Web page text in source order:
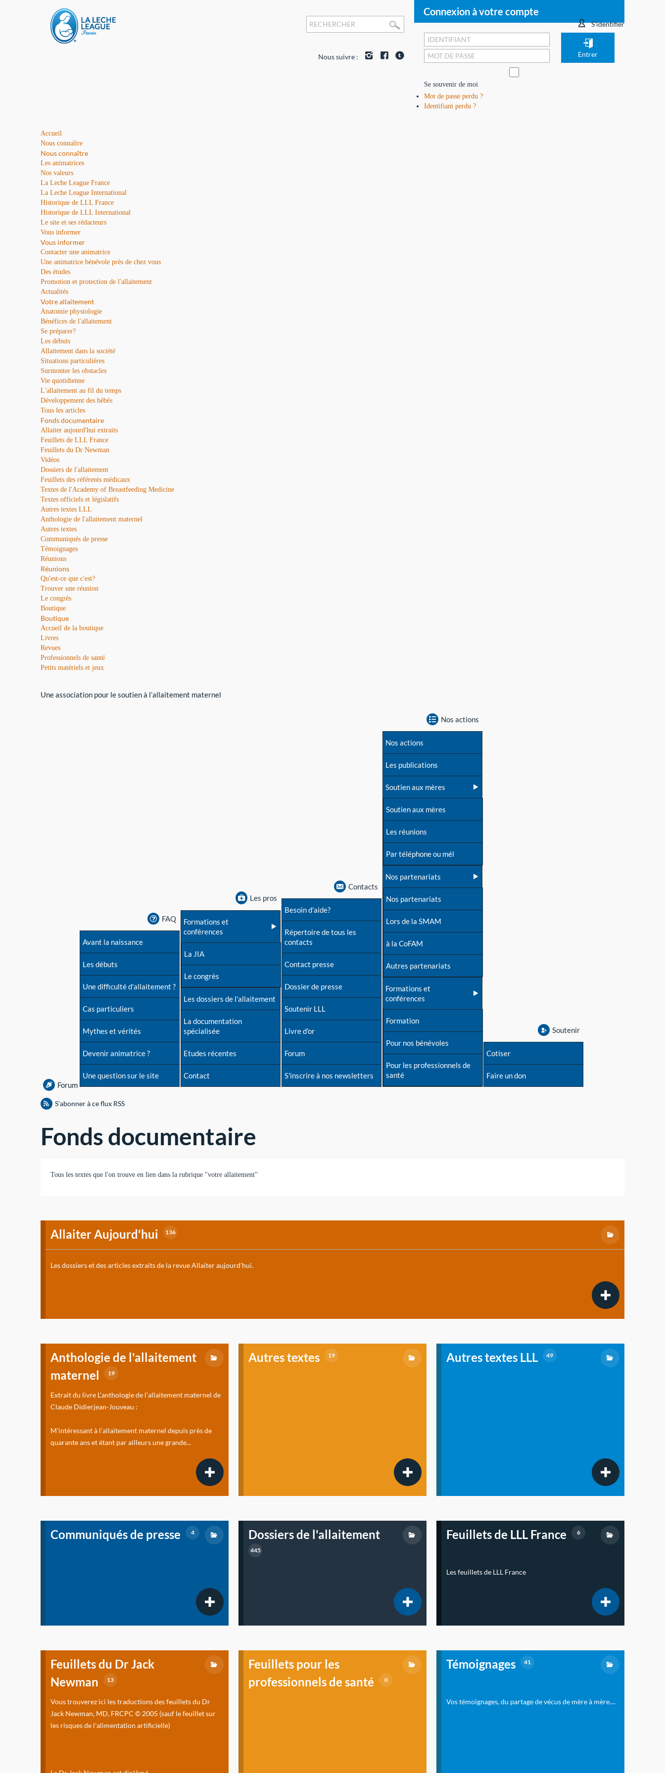
S'identifier
Connexion à votre compte
Se souvenir de moi
Mot de passe perdu ?
Identifiant perdu ?
Nous suivre :
Accueil
Nous connaître
Nous connaître
Les animatrices
Nos valeurs
La Leche League France
La Leche League International
Historique de LLL France
Historique de LLL International
Le site et ses rédacteurs
Vous informer
Vous informer
Contacter une animatrice
Une animatrice bénévole près de chez vous
Des études
Promotion et protection de l'allaitement
Actualités
Votre allaitement
Anatomie physiologie
Bénéfices de l'allaitement
Se préparer?
Les débuts
Allaitement dans la société
Situations particulières
Surmonter les obstacles
Vie quotidienne
L'allaitement au fil du temps
Développement des bébés
Tous les articles
Fonds documentaire
Allaiter aujourd'hui extraits
Feuillets de LLL France
Feuillets du Dr Newman
Vidéos
Dossiers de l'allaitement
Feuillets des référents médicaux
Textes de l'Academy of Breastfeeding Medicine
Textes officiels et législatifs
Autres textes LLL
Anthologie de l'allaitement maternel
Autres textes
Communiqués de presse
Témoignages
Réunions
Réunions
Qu'est-ce que c'est?
Trouver une réunion
Le congrès
Boutique
Boutique
Accueil de la boutique
Livres
Revues
Professionnels de santé
Petits matériels et jeux
Une association pour le soutien à l’allaitement maternel
Forum
FAQ
Avant la naissance
Les débuts
Une difficulté d'allaitement ?
Cas particuliers
Mythes et vérités
Devenir animatrice ?
Une question sur le site
Les pros
Formations et
conférences
La JIA
Le congrès
Les dossiers de l'allaitement
La documentation
spécialisée
Etudes récentes
Contact
Contacts
Besoin d'aide?
Répertoire de tous les
contacts
Contact presse
Dossier de presse
Soutenir LLL
Livre d'or
Forum
S'inscrire à nos newsletters
Nos actions
Nos actions
Les publications
Soutien aux mères
Soutien aux mères
Les réunions
Par téléphone ou mél
Nos partenariats
Nos partenariats
Lors de la SMAM
à la CoFAM
Autres partenariats
Formations et
conférences
Formation
Pour nos bénévoles
Pour les professionnels de
santé
Soutenir
Cotiser
Faire un don
S'abonner à ce flux RSS
Fonds documentaire
Tous les textes que l'on trouve en lien dans la rubrique "votre allaitement"
Allaiter Aujourd'hui 136
Les dossiers et des articles extraits de la revue Allaiter aujourd'hui.
Anthologie de l'allaitement
maternel
19
Extrait du livre L'anthologie de l'allaitement maternel de
Claude Didierjean-Jouveau :
M’intéressant à l’allaitement maternel depuis près de
quarante ans et étant par ailleurs une grande...
Autres textes 19 Autres textes LLL 49
Communiqués de presse 4 Dossiers de l'allaitement
445
Feuillets de LLL France 6
Les feuillets de LLL France
Feuillets du Dr Jack
Newman
13
Vous trouverez ici les traductions des feuillets du Dr
Jack Newman, MD, FRCPC © 2005 (sauf le feuillet sur
les risques de l'alimentation artificielle)
Feuillets pour les
professionnels de santé
0
Témoignages 41
Vos témoignages, du partage de vécus de mère à mère....